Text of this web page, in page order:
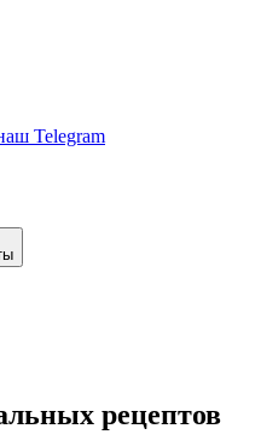
Telegram
рецептов